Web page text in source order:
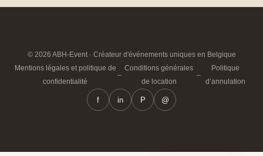
© 2026 ABH-Event · Créateur d'événements uniques en Belgique
Mentions légales et politique de
confidentialité
–
Conditions générales
de location
–
Politique
d’annulation
f in P @